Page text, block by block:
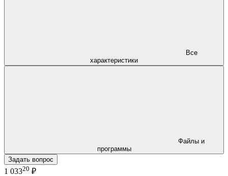
характеристики
программы
Задать вопрос
1 03320 ₽